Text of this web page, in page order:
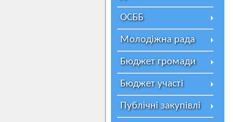
ОСББ
Молодіжна рада
Бюджет громади
Бюджет участі
Публічні закупівлі